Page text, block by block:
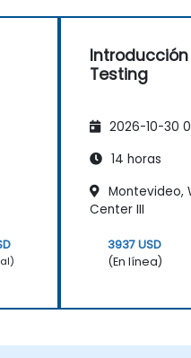
Testing
2026-10-30
14 horas
Montevideo,
Center III
3937 USD
(En línea)